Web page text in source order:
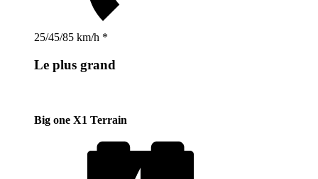
25/45/85 km/h *
Le plus grand
Big one X1 Terrain